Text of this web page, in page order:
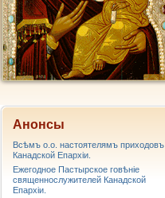
Анонсы
Всѣмъ о.о. настоятелямъ приходовъ
Канадской Епархiи.
Ежегодное Пастырское говѣніе
священнослужителей Канадской
Епархіи.